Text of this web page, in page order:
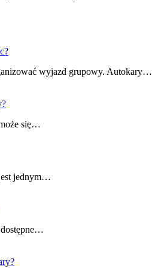
wyjazd grupowy. Autokary…
się…
jednym…